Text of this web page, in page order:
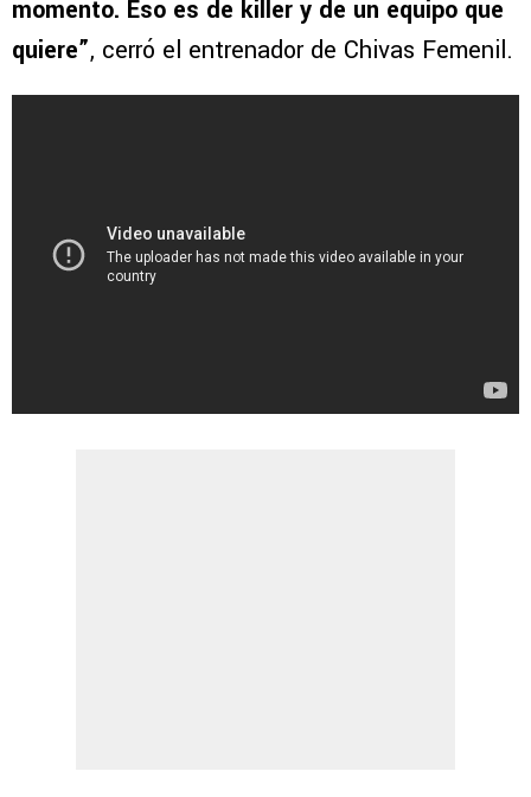
momento. Eso es de killer y de un equipo que
quiere”, cerró el entrenador de Chivas Femenil.